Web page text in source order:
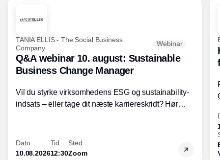
TANIA ELLIS - The Social Business
Company
Webinar
Q&A webinar 10. august: Sustainable
Business Change Manager
Vil du styrke virksomhedens ESG og sustainability-
indsats – eller tage dit næste karriereskridt? Hør
inden for bæredygtig forretningsudvikling - så du
skaber værdi for både samfund og bundlinje.
Dato
10.08.2026
Tid
12:30
Sted
Zoom